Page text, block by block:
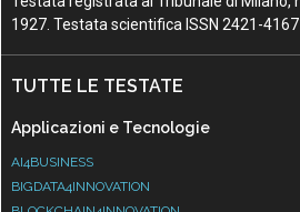
1927. Testata scientifica ISSN 2421-4167
TUTTE LE TESTATE
Applicazioni e Tecnologie
AI4BUSINESS
BIGDATA4INNOVATION